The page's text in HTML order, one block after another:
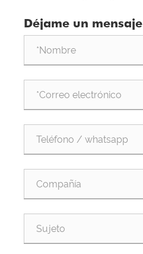
Déjame un mensaje